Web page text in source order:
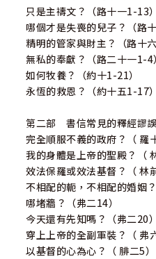
只是主禱文？（路十一1-13）
哪個才是失喪的兒子？（路十
精明的管家與財主？（路十六
無私的奉獻？（路二十一1-4）
如何牧養？（約十1-21）
永恆的救恩？（約十五1-17）
第二部 書信常見的釋經謬誤
完全順服不義的政府？（ 羅
我的身體是上帝的聖殿？（
效法保羅或效法基督？（ 林
不相配的軛，不相配的婚姻
哪堵牆？（弗二14）
今天還有先知嗎？（弗二20）
穿上上帝的全副軍裝？（ 弗
以基督的心為心？（ 腓二5）